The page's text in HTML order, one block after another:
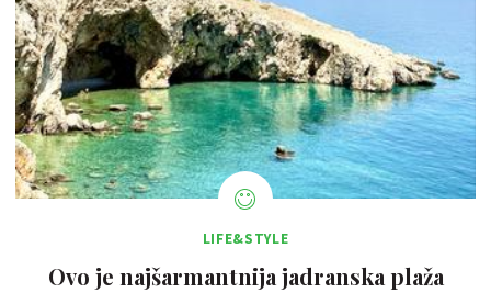
LIFE&STYLE
Ovo je najšarmantnija jadranska plaža